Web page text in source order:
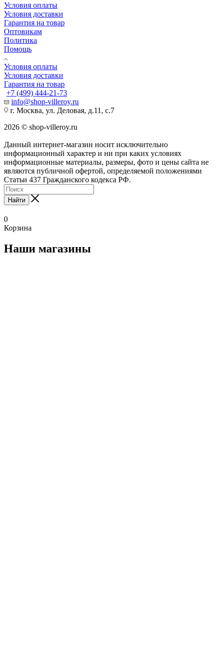
Условия оплаты
Условия доставки
Гарантия на товар
Оптовикам
Политика
Помощь
Условия оплаты
Условия доставки
Гарантия на товар
+7 (499) 444-21-73
info@shop-villeroy.ru
г. Москва, ул. Деловая, д.11, с.7
2026 © shop-villeroy.ru
Данный интернет-магазин носит исключительно
информационный характер и ни при каких условиях
информационные материалы, размеры, фото и цены сайта не
являются публичной офертой, определяемой положениями
Статьи 437 Гражданского кодекса РФ.
Найти
0
Корзина
Наши магазины